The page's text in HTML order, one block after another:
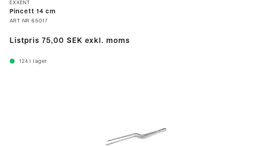
EXXENT
Pincett 14 cm
ART.NR 65017
Listpris 75,00 SEK exkl. moms
124 I lager